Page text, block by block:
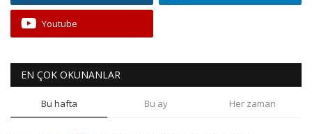
Youtube
EN ÇOK OKUNANLAR
Bu hafta Bu ay Her zaman